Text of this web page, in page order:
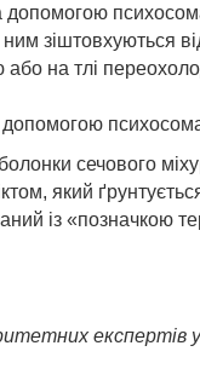
допомогою
зіштовхуються
на тлі
допомогою
сечового
який
із «позначкою